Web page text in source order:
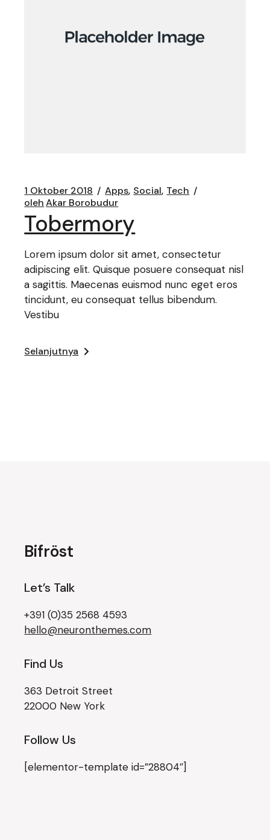
1 Oktober 2018 Apps Social Tech
oleh Akar Borobudur
Tobermory
Lorem ipsum dolor sit amet, consectetur
adipiscing elit. Quisque posuere consequat nisl
a sagittis. Maecenas euismod nunc eget eros
tincidunt, eu consequat tellus bibendum.
Vestibu
Selanjutnya
Bifröst
Let’s Talk
+391 (0)35 2568 4593
hello@neuronthemes.com
Find Us
363 Detroit Street
22000 New York
Follow Us
[elementor-template id=”28804″]